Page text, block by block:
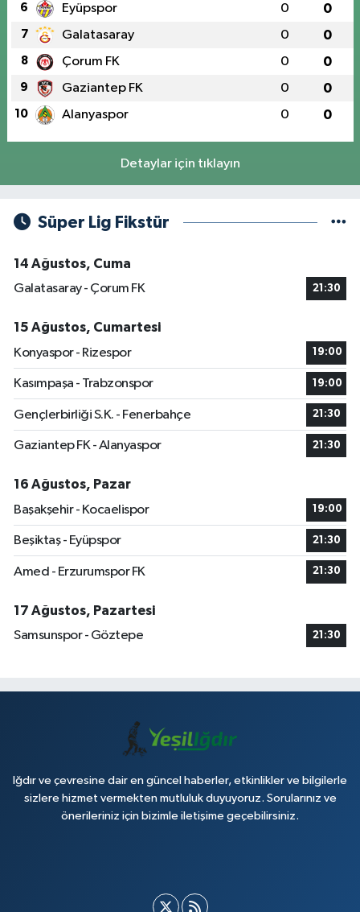
6 Eyüpspor 0 0
7 Galatasaray 0 0
8 Çorum FK 0 0
9 Gaziantep FK 0 0
10 Alanyaspor 0 0
Detaylar için tıklayın
Süper Lig Fikstür
14 Ağustos, Cuma
Galatasaray - Çorum FK
21:30
15 Ağustos, Cumartesi
Konyaspor - Rizespor
19:00
Kasımpaşa - Trabzonspor 19:00
Gençlerbirliği S.K. - Fenerbahçe 21:30
Gaziantep FK - Alanyaspor 21:30
16 Ağustos, Pazar
Başakşehir - Kocaelispor
19:00
Beşiktaş - Eyüpspor 21:30
Amed - Erzurumspor FK 21:30
17 Ağustos, Pazartesi
Samsunspor - Göztepe
21:30
Iğdır ve çevresine dair en güncel haberler, etkinlikler ve bilgilerle
sizlere hizmet vermekten mutluluk duyuyoruz. Sorularınız ve
önerileriniz için bizimle iletişime geçebilirsiniz.